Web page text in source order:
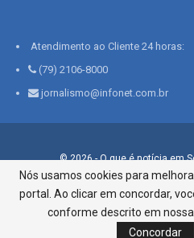
Atendimento ao Cliente 24 horas:
(79) 2106-8000
jornalismo@infonet.com.br
© 2026 - O que é notícia em
Infonet - Rua Monsenhor
Aracaju-SE, CEP 49015-030,
Informações
Nós usamos cookies para
portal. Ao clicar em concordar,
conforme descrito em
Concordar